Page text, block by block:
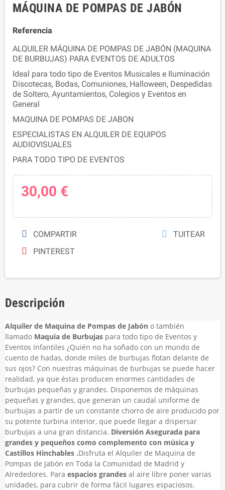
MÁQUINA DE POMPAS DE JABÓN
Referencia
ALQUILER MÁQUINA DE POMPAS DE JABÓN (MAQUINA
DE BURBUJAS) PARA EVENTOS DE ADULTOS
Ideal para todo tipo de Eventos Musicales e Iluminación
Discotecas, Bodas, Comuniones, Halloween, Despedidas
de Soltero, Ayuntamientos, Colegios y Eventos en
General
MAQUINA DE POMPAS DE JABON
ESPECIALISTAS EN ALQUILER DE EQUIPOS
AUDIOVISUALES
PARA TODO TIPO DE EVENTOS
30,00 €
COMPARTIR
TUITEAR
PINTEREST
Descripción
Alquiler de Maquina de Pompas de Jabón o también
llamado Maquia de Burbujas para todo tipo de Eventos y
Eventos Infantiles ¿Quién no ha soñado con un mundo de
cuento de hadas, donde miles de burbujas flotan delante de
sus ojos? Con nuestras máquinas de burbujas se puede hacer
realidad, ya que éstas producen enormes cantidades de
burbujas pequeñas y grandes. Disponemos de máquinas
pequeñas y grandes, que generan un caudal uniforme de
burbujas a partir de un constante chorro de aire producido por
su potente turbina interior, que puede llegar a dispersar
burbujas a una gran distancia. Diversión Asegurada para
grandes y pequeños como complemento con música y
Castillos Hinchables .Disfruta el Alquiler de Maquina de
Pompas de Jabón en Toda la Comunidad de Madrid y
Alrededores. Para espacios grandes al aire libre poner varias
unidades, para cubrir de forma fácil lugares espaciosos.